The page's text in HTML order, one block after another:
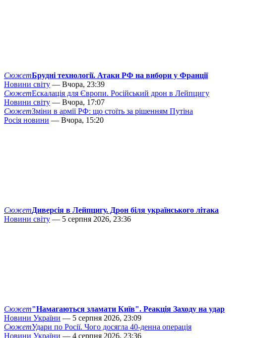
СюжетБрудні технології. Атаки РФ на вибори у Франції
Новини світу — Вчора, 23:39
СюжетЕскалація для Європи. Російський дрон в Лейпцигу
Новини світу — Вчора, 17:07
СюжетЗміни в армії РФ: що стоїть за рішенням Путіна
Росія новини — Вчора, 15:20
СюжетДиверсія в Лейпцигу. Дрон біля українського літака
Новини світу — 5 серпня 2026, 23:36
Сюжет"Намагаються зламати Київ". Реакція Заходу на удар
Новини України — 5 серпня 2026, 23:09
СюжетУдари по Росії. Чого досягла 40-денна операція
Новини України — 4 серпня 2026, 23:36